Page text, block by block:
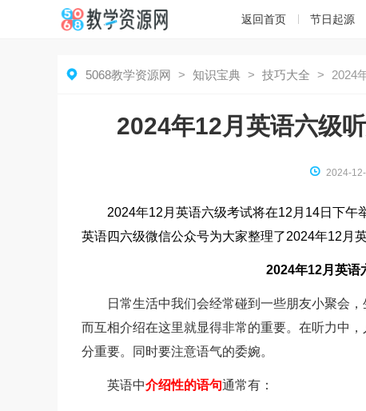
返回首页 节日起源
 5068教学资源网 > 知识宝典 > 技巧大全 > 2024
2024年12月英语六级
 2024-
2024年12月英语六级考试将在12月14日下午
英语四六级微信公众号为大家整理了2024年12月
2024年12月英语
日常生活中我们会经常碰到一些朋友小聚会
而互相介绍在这里就显得非常的重要。在听力中
分重要。同时要注意语气的委婉。
英语中介绍性的语句通常有：